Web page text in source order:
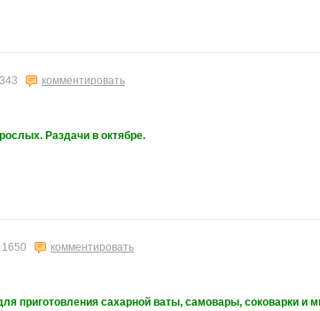
комментировать
Раздачи в октябре.
1650 комментировать
сахарной ваты, самовары, соковарки и